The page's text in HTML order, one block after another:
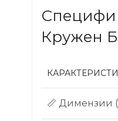
Кружен
📏 Димензии